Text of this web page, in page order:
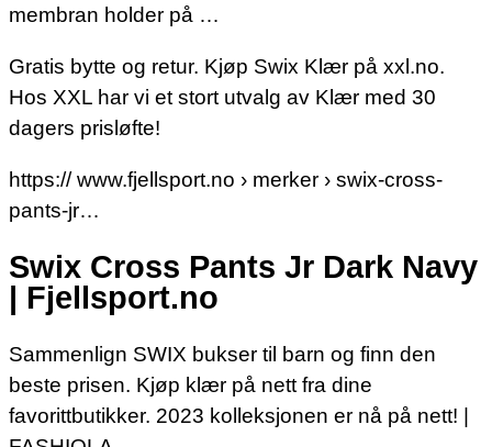
membran holder på …
Gratis bytte og retur. Kjøp Swix Klær på xxl.no.
Hos XXL har vi et stort utvalg av Klær med 30
dagers prisløfte!
https:// www.fjellsport.no › merker › swix-cross-
pants-jr…
Swix Cross Pants Jr Dark Navy
| Fjellsport.no
Sammenlign SWIX bukser til barn og finn den
beste prisen. Kjøp klær på nett fra dine
favorittbutikker. 2023 kolleksjonen er nå på nett! |